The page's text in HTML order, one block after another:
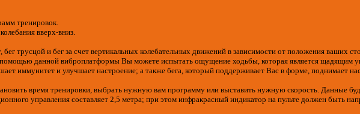
тренировок.
вверх-вниз.
трусцой и бег за счет вертикальных колебательных движений в зависимости от положения ваших
данной виброплатформы Вы можете испытать ощущение ходьбы, которая является щадящим
иммунитет и улучшает настроение; а также бега, который поддерживает Вас в форме, поднимает
время тренировки, выбрать нужную вам программу или выставить нужную скорость. Данные
управления составляет 2,5 метра; при этом инфракрасный индикатор на пульте должен быть